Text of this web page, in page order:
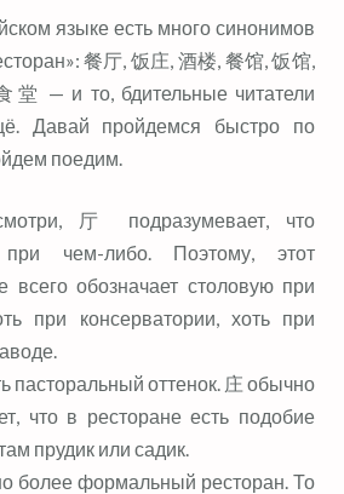
языке есть много синонимов
餐厅, 饭庄, 酒楼, 餐馆, 饭馆,
— и то, бдительные читатели
Давай пройдемся быстро по
поедим.
厅 подразумевает, что
чем-либо. Поэтому, этот
всего обозначает столовую при
при консерватории, хоть при
пасторальный оттенок. 庄 обычно
что в ресторане есть подобие
прудик или садик.
более формальный ресторан. То